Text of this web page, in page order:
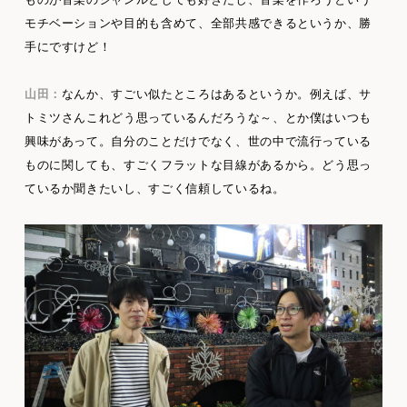
モチベーションや目的も含めて、全部共感できるというか、勝
手にですけど！
山田： なんか、すごい似たところはあるというか。例えば、サ
トミツさんこれどう思っているんだろうな～、とか僕はいつも
興味があって。自分のことだけでなく、世の中で流行っている
ものに関しても、すごくフラットな目線があるから。どう思っ
ているか聞きたいし、すごく信頼しているね。